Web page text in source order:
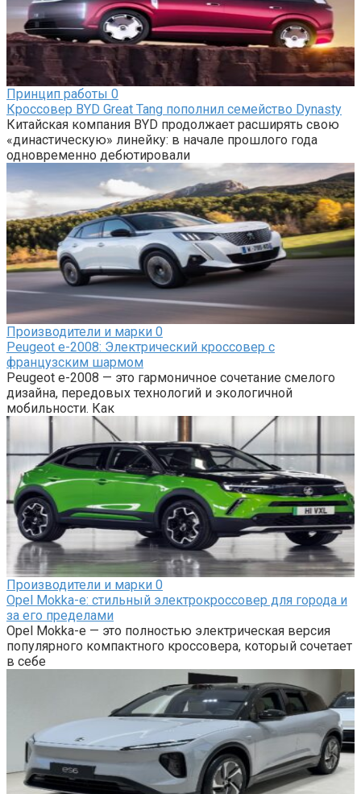
Принцип работы 0
Кроссовер BYD Great Tang пополнил семейство Dynasty
Китайская компания BYD продолжает расширять свою
«династическую» линейку: в начале прошлого года
одновременно дебютировали
Производители и марки 0
Peugeot e-2008: Электрический кроссовер с
французским шармом
Peugeot e-2008 — это гармоничное сочетание смелого
дизайна, передовых технологий и экологичной
мобильности. Как
Производители и марки 0
Opel Mokka-e: cтильный электрокроссовер для города и
за его пределами
Opel Mokka-e — это полностью электрическая версия
популярного компактного кроссовера, который сочетает
в себе